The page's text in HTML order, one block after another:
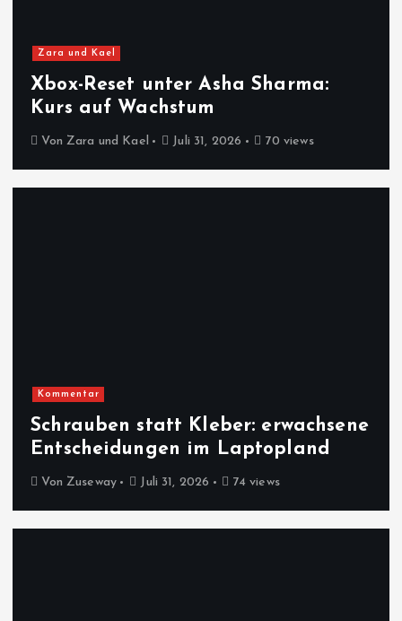
Zara und Kael
Xbox-Reset unter Asha Sharma:
Kurs auf Wachstum
Von Zara und Kael Juli 31, 2026 70 views
Kommentar
Schrauben statt Kleber: erwachsene
Entscheidungen im Laptopland
Von Zuseway Juli 31, 2026 74 views